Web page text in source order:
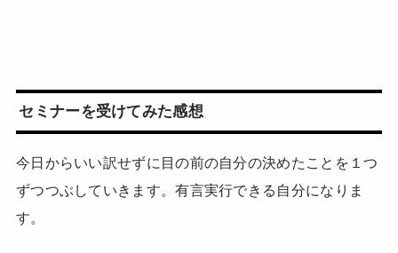
セミナーを受けてみた感想
今日からいい訳せずに目の前の自分の決めたことを１つ
ずつつぶしていきます。有言実行できる自分になりま
す。